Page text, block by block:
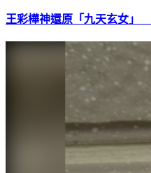
王彩樺神還原「九天玄女」